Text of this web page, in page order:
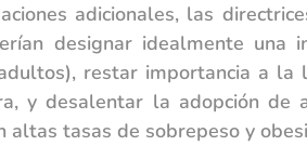
adicionales, las
designar idealmente una
restar importancia a la
y desalentar la adopción de
altas tasas de sobrepeso y